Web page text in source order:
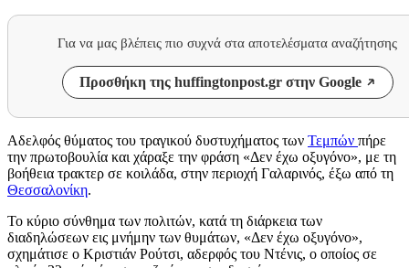
Για να μας βλέπεις πιο συχνά στα αποτελέσματα αναζήτησης
Προσθήκη της huffingtonpost.gr στην Google
Αδελφός θύματος του τραγικού δυστυχήματος των Τεμπών πήρε
την πρωτοβουλία και χάραξε την φράση «Δεν έχω οξυγόνο», με τη
βοήθεια τρακτερ σε κοιλάδα, στην περιοχή Γαλαρινός, έξω από τη
Θεσσαλονίκη.
Το κύριο σύνθημα των πολιτών, κατά τη διάρκεια των
διαδηλώσεων εις μνήμην των θυμάτων, «Δεν έχω οξυγόνο»,
σχημάτισε ο Κριστιάν Ρούτσι, αδερφός του Ντένις, ο οποίος σε